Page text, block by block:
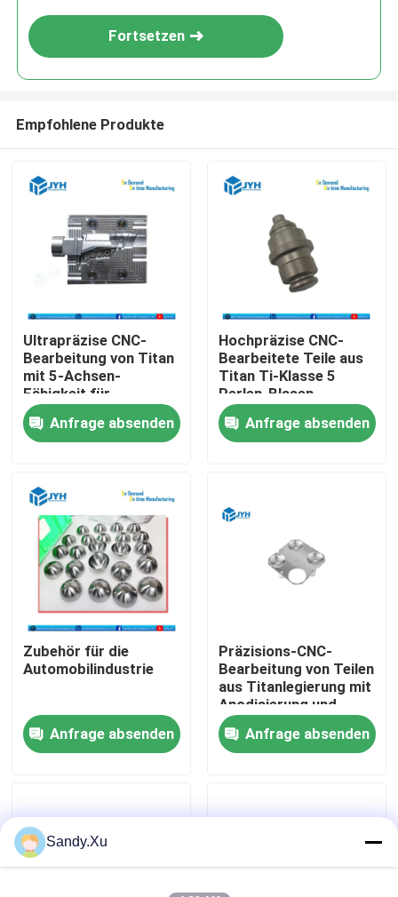
Haus
Dienstleistungen
VR-Show
Über uns
Fabrik-Ausflug
Qualitätskontrolle
Treten Sie mit uns in Verbindung
Fälle
Fortsetzen
Empfohlene Produkte
Ultrapräzise CNC-
Bearbeitung von Titan
mit 5-Achsen-
Fähigkeit für
korrosionsbeständige
TeileAnfrage absenden
Hochpräzise CNC-
Bearbeitete Teile aus
Titan Ti-Klasse 5
Perlen-Blasen-
Komponenten
Anfrage absenden
Zubehör für die
Automobilindustrie
Anfrage absenden
Präzisions-CNC-
Bearbeitung von Teilen
aus Titanlegierung mit
Anodisierung und
STL-
Zeichnungsformat
Anfrage absenden
Sandy.Xu